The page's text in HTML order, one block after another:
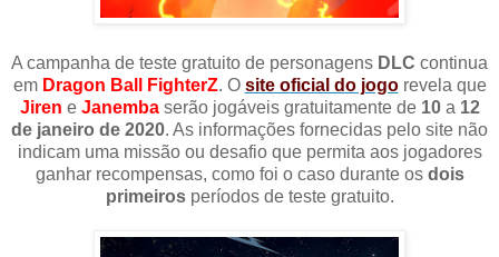
A campanha de teste gratuito de personagens DLC continua
em Dragon Ball FighterZ. O site oficial do jogorevela que
Jiren e Janembaserão jogáveis ​​gratuitamente de 10a 12
de janeiro de 2020. As informações fornecidas pelo site não
indicam uma missão ou desafio que permita aos jogadores
ganhar recompensas, como foi o caso durante os dois
primeirosperíodos de teste gratuito.